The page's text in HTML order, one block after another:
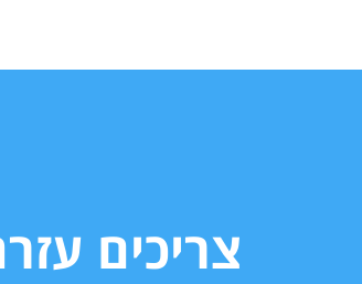
צריכים